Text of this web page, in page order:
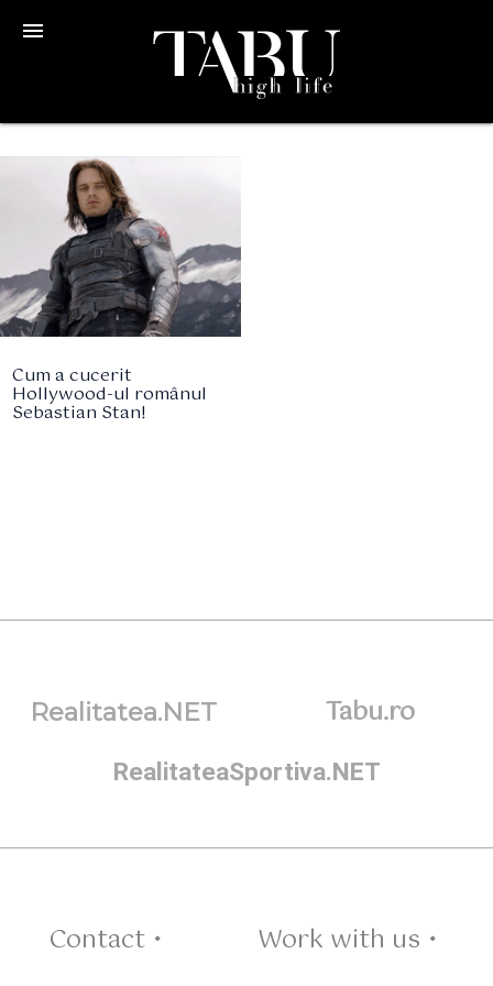
menu
Cum a cucerit
Hollywood-ul românul
Sebastian Stan!
Realitatea.NET Tabu.ro
RealitateaSportiva.NET
Contact • Work with us •